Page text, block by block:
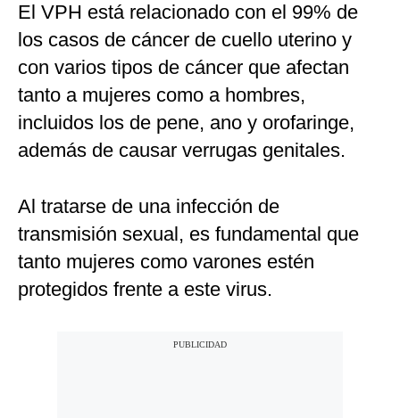
El VPH está relacionado con el 99% de
los casos de cáncer de cuello uterino y
con varios tipos de cáncer que afectan
tanto a mujeres como a hombres,
incluidos los de pene, ano y orofaringe,
además de causar verrugas genitales.
Al tratarse de una infección de
transmisión sexual, es fundamental que
tanto mujeres como varones estén
protegidos frente a este virus.